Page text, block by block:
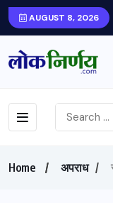
AUGUST 8, 2026
Home अपराध